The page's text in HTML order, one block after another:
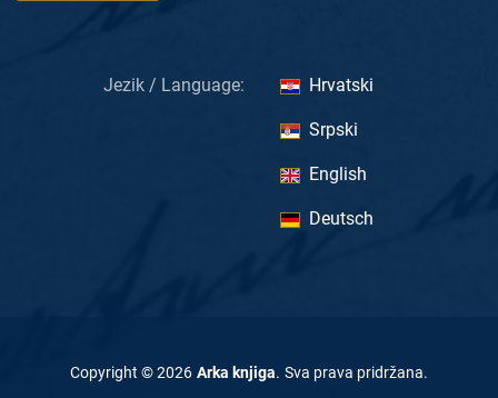
Jezik / Language: Hrvatski
Srpski
English
Deutsch
Copyright ©2026 Arka knjiga. Sva prava pridržana.